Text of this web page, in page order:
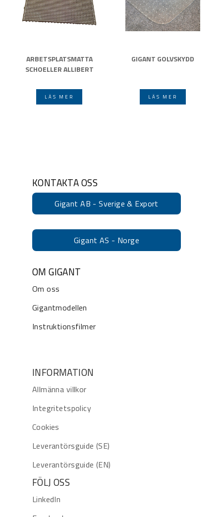
ARBETSPLATSMATTA
SCHOELLER ALLIBERT
LÄS MER
GIGANT GOLVSKYDD
LÄS MER
KONTAKTA OSS
Gigant AB - Sverige & Export
Gigant AS - Norge
OM GIGANT
Om oss
Gigantmodellen
Instruktionsfilmer
INFORMATION
Allmänna villkor
Integritetspolicy
Cookies
Leverantörsguide (SE)
Leverantörsguide (EN)
FÖLJ OSS
LinkedIn